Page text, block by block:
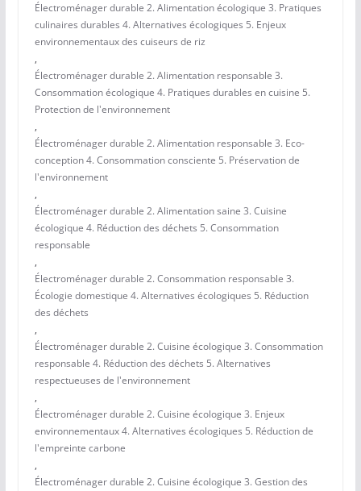
Électroménager durable 2. Alimentation écologique 3. Pratiques
culinaires durables 4. Alternatives écologiques 5. Enjeux
environnementaux des cuiseurs de riz
,
Électroménager durable 2. Alimentation responsable 3.
Consommation écologique 4. Pratiques durables en cuisine 5.
Protection de l'environnement
,
Électroménager durable 2. Alimentation responsable 3. Eco-
conception 4. Consommation consciente 5. Préservation de
l'environnement
,
Électroménager durable 2. Alimentation saine 3. Cuisine
écologique 4. Réduction des déchets 5. Consommation
responsable
,
Électroménager durable 2. Consommation responsable 3.
Écologie domestique 4. Alternatives écologiques 5. Réduction
des déchets
,
Électroménager durable 2. Cuisine écologique 3. Consommation
responsable 4. Réduction des déchets 5. Alternatives
respectueuses de l'environnement
,
Électroménager durable 2. Cuisine écologique 3. Enjeux
environnementaux 4. Alternatives écologiques 5. Réduction de
l'empreinte carbone
,
Électroménager durable 2. Cuisine écologique 3. Gestion des